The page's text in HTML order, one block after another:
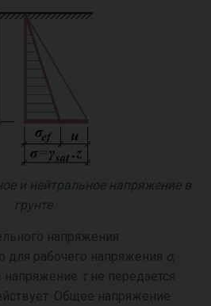
и нейтральное напряжение в
грунте
напряжения
для рабочего напряжения σ,
напряжение τ не передается
Общее напряжение